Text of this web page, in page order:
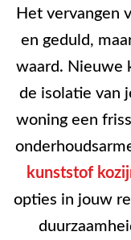
Het vervangen
en geduld,
waard. Nieuwe
de isolatie van
woning een
kunststof
opties in jouw